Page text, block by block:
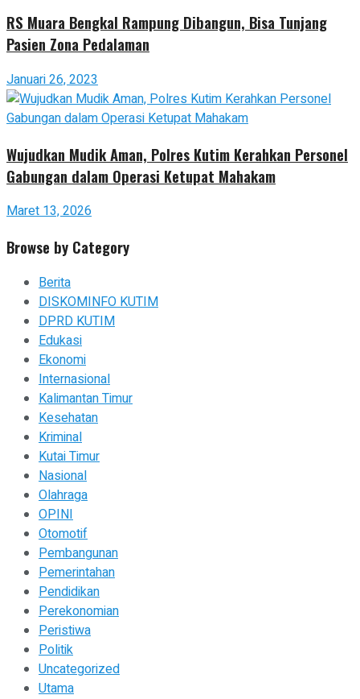
RS Muara Bengkal Rampung Dibangun, Bisa Tunjang
Pasien Zona Pedalaman
Januari 26, 2023
Wujudkan Mudik Aman, Polres Kutim Kerahkan Personel
Gabungan dalam Operasi Ketupat Mahakam
Maret 13, 2026
Browse by Category
Berita
DISKOMINFO KUTIM
DPRD KUTIM
Edukasi
Ekonomi
Internasional
Kalimantan Timur
Kesehatan
Kriminal
Kutai Timur
Nasional
Olahraga
OPINI
Otomotif
Pembangunan
Pemerintahan
Pendidikan
Perekonomian
Peristiwa
Politik
Uncategorized
Utama